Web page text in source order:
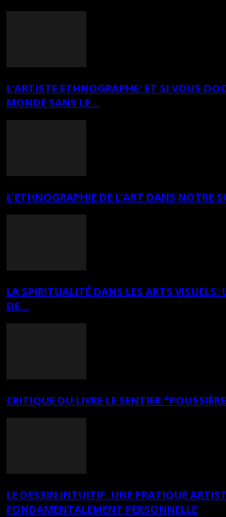
L’ARTISTE ETHNOGRAPHE: ET SI VOUS
MONDE SANS LE...
L’ETHNOGRAPHIE DE L’ART DANS NOTRE
LA SPIRITUALITÉ DANS LES ARTS VISUELS:
DE...
CRITIQUE DU LIVRE LE SENTIER
LE DESSIN INTUITIF. UNE PRATIQUE
FONDAMENTALEMENT PERSONNELLE